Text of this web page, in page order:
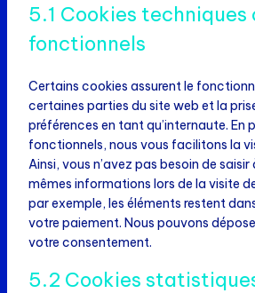
5.1 Cookies techniques
fonctionnels
Certains cookies assurent le
certaines parties du site web et la
préférences en tant qu’internaute. En
fonctionnels, nous vous facilitons la
Ainsi, vous n’avez pas besoin de saisir
mêmes informations lors de la visite
par exemple, les éléments restent
votre paiement. Nous pouvons
votre consentement.
5.2 Cookies